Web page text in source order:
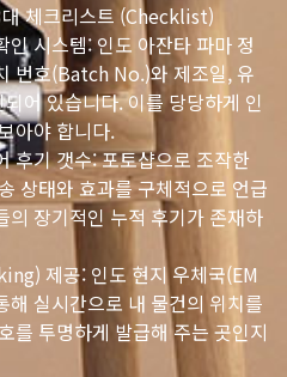
체크리스트 (Checklist)
인 시스템: 인도 아잔타 파마 정
번호(Batch No.)와 제조일, 유
어 있습니다. 이를 당당하게 인
아야 합니다.
후기 갯수: 포토샵으로 조작한
상태와 효과를 구체적으로 언급
의 장기적인 누적 후기가 존재하
제공: 인도 현지 우체국(EM
해 실시간으로 내 물건의 위치를
를 투명하게 발급해 주는 곳인지